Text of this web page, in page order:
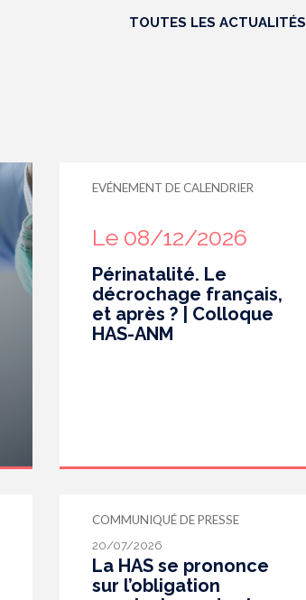
TOUTES LES ACTUALITÉS
EVÉNEMENT DE CALENDRIER
Le 08/12/2026
Périnatalité. Le
décrochage français,
et après ? | Colloque
HAS-ANM
COMMUNIQUÉ DE PRESSE
20/07/2026
La HAS se prononce
sur l’obligation